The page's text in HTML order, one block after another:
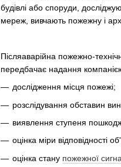
будівлі або споруди,
мереж, вивчають пожежну і
Післяаварійна пожежно-
передбачає надання
дослідження місця пожежі;
розслідування обставин
виявлення ступеня
оцінка міри відповідності
оцінка стану пожежної